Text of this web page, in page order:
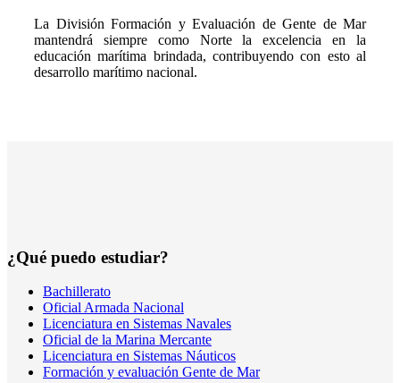
La División Formación y Evaluación de Gente de Mar
mantendrá siempre como Norte la excelencia en la
educación marítima brindada, contribuyendo con esto al
desarrollo marítimo nacional.
¿Qué puedo estudiar?
Bachillerato
Oficial Armada Nacional
Licenciatura en Sistemas Navales
Oficial de la Marina Mercante
Licenciatura en Sistemas Náuticos
Formación y evaluación Gente de Mar